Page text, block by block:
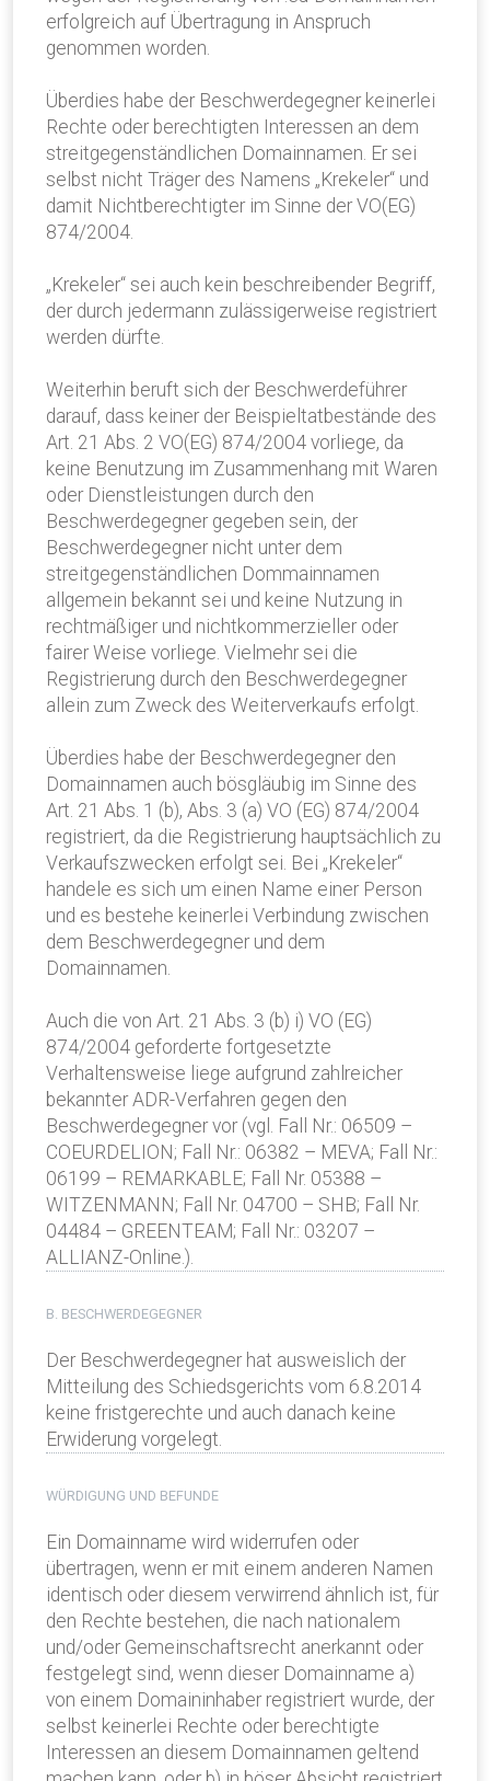
erfolgreich auf Übertragung in Anspruch
genommen worden.
Überdies habe der Beschwerdegegner keinerlei
Rechte oder berechtigten Interessen an dem
streitgegenständlichen Domainnamen. Er sei
selbst nicht Träger des Namens „Krekeler“ und
damit Nichtberechtigter im Sinne der VO(EG)
874/2004.
„Krekeler“ sei auch kein beschreibender Begriff,
der durch jedermann zulässigerweise registriert
werden dürfte.
Weiterhin beruft sich der Beschwerdeführer
darauf, dass keiner der Beispieltatbestände des
Art. 21 Abs. 2 VO(EG) 874/2004 vorliege, da
keine Benutzung im Zusammenhang mit Waren
oder Dienstleistungen durch den
Beschwerdegegner gegeben sein, der
Beschwerdegegner nicht unter dem
streitgegenständlichen Dommainnamen
allgemein bekannt sei und keine Nutzung in
rechtmäßiger und nichtkommerzieller oder
fairer Weise vorliege. Vielmehr sei die
Registrierung durch den Beschwerdegegner
allein zum Zweck des Weiterverkaufs erfolgt.
Überdies habe der Beschwerdegegner den
Domainnamen auch bösgläubig im Sinne des
Art. 21 Abs. 1 (b), Abs. 3 (a) VO (EG) 874/2004
registriert, da die Registrierung hauptsächlich zu
Verkaufszwecken erfolgt sei. Bei „Krekeler“
handele es sich um einen Name einer Person
und es bestehe keinerlei Verbindung zwischen
dem Beschwerdegegner und dem
Domainnamen.
Auch die von Art. 21 Abs. 3 (b) i) VO (EG)
874/2004 geforderte fortgesetzte
Verhaltensweise liege aufgrund zahlreicher
bekannter ADR-Verfahren gegen den
Beschwerdegegner vor (vgl. Fall Nr.: 06509 –
COEURDELION; Fall Nr.: 06382 – MEVA; Fall Nr.:
06199 – REMARKABLE; Fall Nr. 05388 –
WITZENMANN; Fall Nr. 04700 – SHB; Fall Nr.
04484 – GREENTEAM; Fall Nr.: 03207 –
ALLIANZ-Online.).
B. BESCHWERDEGEGNER
Der Beschwerdegegner hat ausweislich der
Mitteilung des Schiedsgerichts vom 6.8.2014
keine fristgerechte und auch danach keine
Erwiderung vorgelegt.
WÜRDIGUNG UND BEFUNDE
Ein Domainname wird widerrufen oder
übertragen, wenn er mit einem anderen Namen
identisch oder diesem verwirrend ähnlich ist, für
den Rechte bestehen, die nach nationalem
und/oder Gemeinschaftsrecht anerkannt oder
festgelegt sind, wenn dieser Domainname a)
von einem Domaininhaber registriert wurde, der
selbst keinerlei Rechte oder berechtigte
Interessen an diesem Domainnamen geltend